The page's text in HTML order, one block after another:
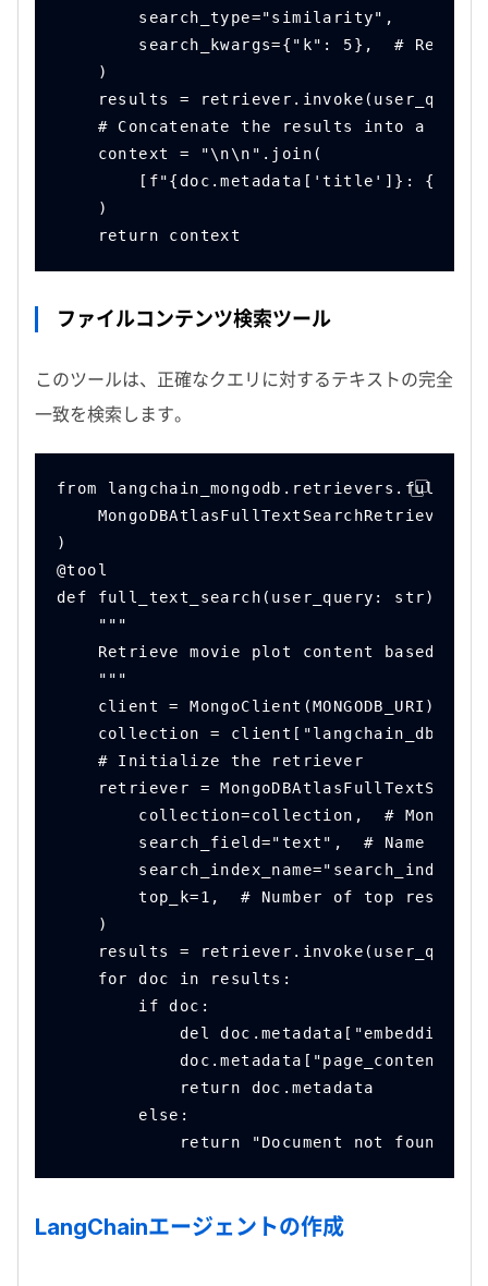
        search_type="similarity",
search_kwargs={"k": 5},  #
    )
    results = retriever.invoke(user_query)
# Concatenate the results into a
    context = "\n\n".join(
[f"{doc.metadata['title']}:
    )
    return context
ファイルコンテンツ検索ツール
このツールは、正確なクエリに対するテキストの完全
一致を検索します。
from
    MongoDBAtlasFullTextSearchRetriever,
)
@tool
def full_text_search(user_query: str) ->
    """
Retrieve movie plot content based on
    """
    client = MongoClient(MONGODB_URI)
collection =
    # Initialize the retriever
retriever =
collection=collection,  # MongoDB
search_field="text",  # Name of
search_index_name="search_index",
top_k=1,  # Number of top results
    )
    results = retriever.invoke(user_query)
    for doc in results:
        if doc:
            del doc.metadata["embedding"]
doc.metadata["page_content"]
            return doc.metadata
        else:
            return "Document not found"
LangChainエージェントの作成